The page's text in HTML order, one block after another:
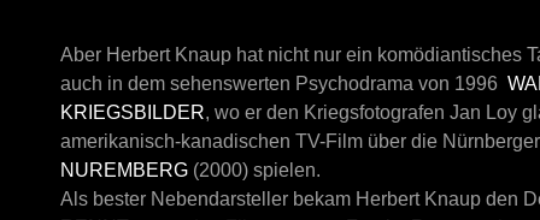
Aber Herbert Knaup hat nicht nur ein komödiantisches
auch in dem sehenswerten Psychodrama von 1996
KRIEGSBILDER, wo er den Kriegsfotografen Jan Loy
amerikanisch-kanadischen TV-Film über die
NUREMBERG (2000) spielen.
Als bester Nebendarsteller bekam Herbert Knaup den